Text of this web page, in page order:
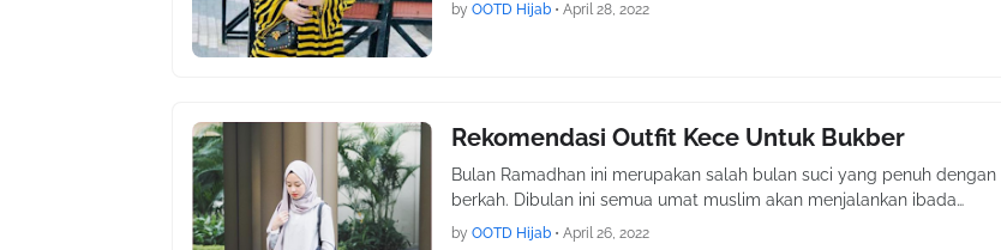
by OOTD Hijab • April 28, 2022
Rekomendasi Outfit Kece Untuk Bukber
Bulan Ramadhan ini merupakan salah bulan suci yang penuh dengan
berkah. Dibulan ini semua umat muslim akan menjalankan ibada…
by OOTD Hijab • April 26, 2022